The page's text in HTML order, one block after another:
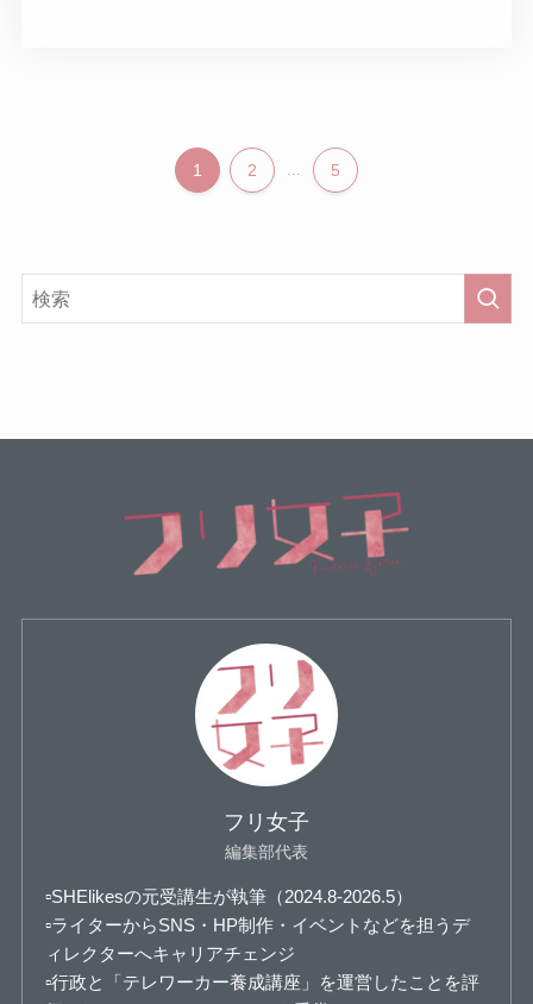
1 2 5
フリ女子
編集部代表
▫️SHElikesの元受講生が執筆（2024.8-2026.5）
▫️ライターからSNS・HP制作・イベントなどを担うデ
ィレクターへキャリアチェンジ
▫️行政と「テレワーカー養成講座」を運営したことを評